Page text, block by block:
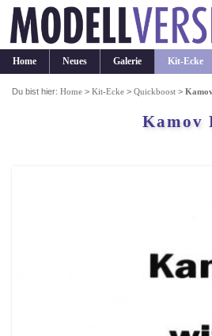
Home Neues Galerie Kit-Ecke
Du bist hier:Home >Kit-Ecke >Quickboost >
Kamov